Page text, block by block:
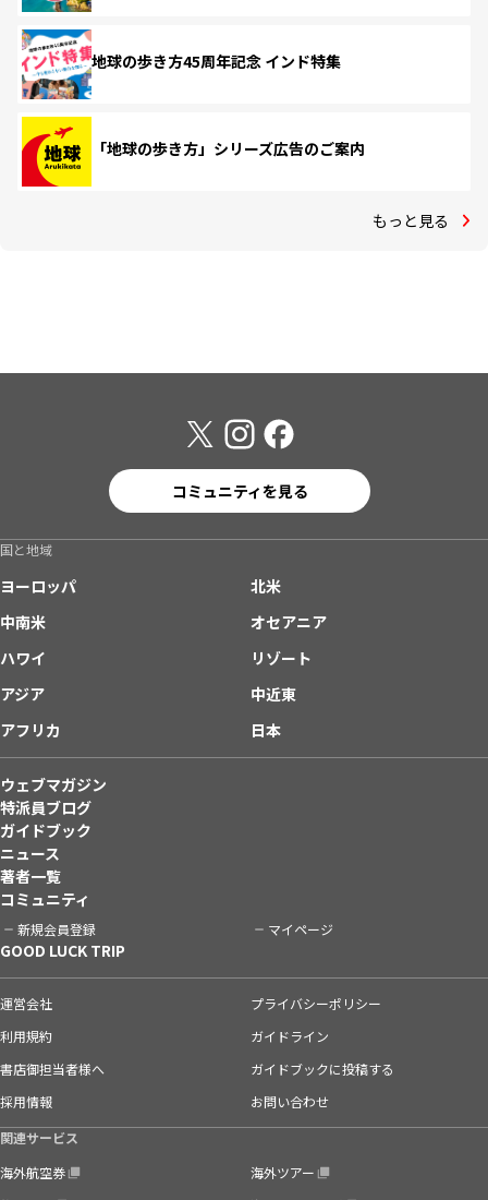
地球の歩き方45周年記念 インド特集
「地球の歩き方」シリーズ広告のご案内
もっと見る
コミュニティを見る
国と地域
ヨーロッパ
北米
中南米
オセアニア
ハワイ
リゾート
アジア
中近東
アフリカ
日本
ウェブマガジン
特派員ブログ
ガイドブック
ニュース
著者一覧
コミュニティ
新規会員登録 マイページ
GOOD LUCK TRIP
運営会社
プライバシーポリシー
利用規約
ガイドライン
書店御担当者様へ
ガイドブックに投稿する
採用情報
お問い合わせ
関連サービス
海外航空券
海外ツアー